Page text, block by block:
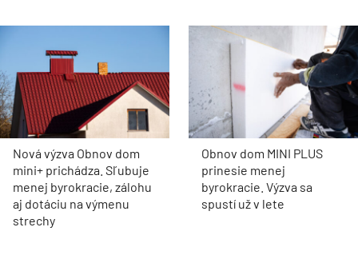
Nová výzva Obnov dom
mini+ prichádza. Sľubuje
menej byrokracie, zálohu
aj dotáciu na výmenu
strechy
Obnov dom MINI PLUS
prinesie menej
byrokracie. Výzva sa
spustí už v lete